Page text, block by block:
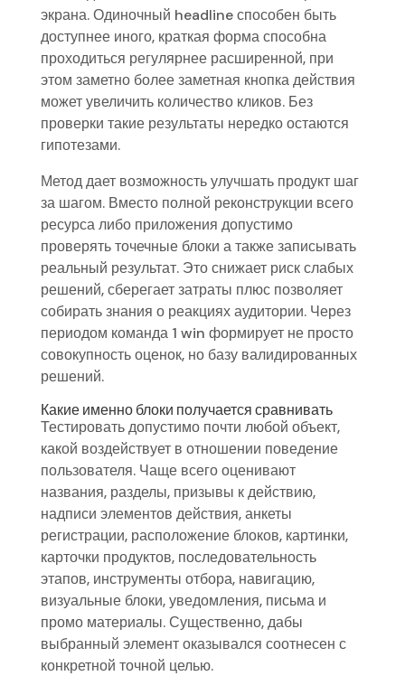
экрана. Одиночный headline способен быть
доступнее иного, краткая форма способна
проходиться регулярнее расширенной, при
этом заметно более заметная кнопка действия
может увеличить количество кликов. Без
проверки такие результаты нередко остаются
гипотезами.
Метод дает возможность улучшать продукт шаг
за шагом. Вместо полной реконструкции всего
ресурса либо приложения допустимо
проверять точечные блоки а также записывать
реальный результат. Это снижает риск слабых
решений, сберегает затраты плюс позволяет
собирать знания о реакциях аудитории. Через
периодом команда 1 win формирует не просто
совокупность оценок, но базу валидированных
решений.
Какие именно блоки получается сравнивать
Тестировать допустимо почти любой объект,
какой воздействует в отношении поведение
пользователя. Чаще всего оценивают
названия, разделы, призывы к действию,
надписи элементов действия, анкеты
регистрации, расположение блоков, картинки,
карточки продуктов, последовательность
этапов, инструменты отбора, навигацию,
визуальные блоки, уведомления, письма и
промо материалы. Существенно, дабы
выбранный элемент оказывался соотнесен с
конкретной точной целью.